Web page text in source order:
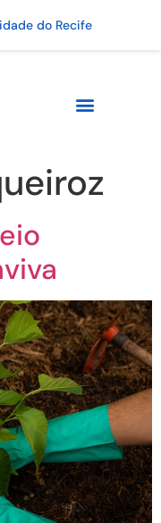
do Recife